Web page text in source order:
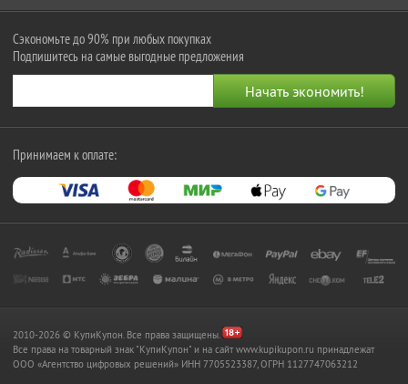
Сэкономьте до 90% при любых покупках
Подпишитесь на самые выгодные предложения
Принимаем к оплате:
2010-2026 © КупиКупон. Все права защищены.
Все права на товарный знак "КупиКупон" и на сайт www.kupikupon.ru принадлежат
OOO «Агентство цифровых решений» ИНН 7705523387, ОГРН 1127747063212